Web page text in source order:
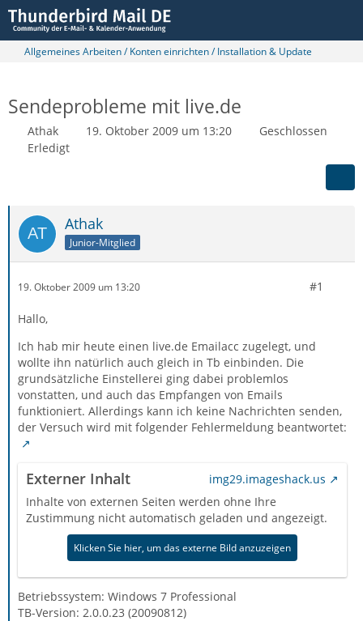
Allgemeines Arbeiten / Konten einrichten / Installation & Update
Sendeprobleme mit live.de
Athak 19. Oktober 2009 um 13:20
Geschlossen
Erledigt
Athak
Junior-Mitglied
19. Oktober 2009 um 13:20 #1
Hallo,
Ich hab mir heute einen live.de Emailacc zugelegt, und
wollte ihn natürlich auch gleich in Tb einbinden. Die
grundsätzliche Einstellerei ging dabei problemlos
vonstatten, und auch das Empfangen von Emails
funktioniert. Allerdings kann ich keine Nachrichten senden,
der Versuch wird mit folgender Fehlermeldung beantwortet:
Externer Inhalt
img29.imageshack.us
Inhalte von externen Seiten werden ohne Ihre
Zustimmung nicht automatisch geladen und angezeigt.
Klicken Sie hier, um das externe Bild anzuzeigen
Betriebssystem: Windows 7 Professional
TB-Version: 2.0.0.23 (20090812)